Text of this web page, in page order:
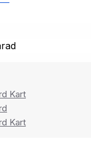
Kart
Kart